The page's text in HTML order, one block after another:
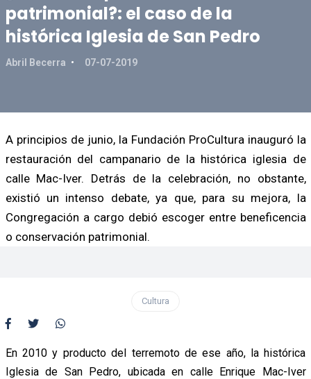
patrimonial?: el caso de la
histórica Iglesia de San Pedro
Abril Becerra 07-07-2019
A principios de junio, la Fundación ProCultura inauguró la
restauración del campanario de la histórica iglesia de
calle Mac-Iver. Detrás de la celebración, no obstante,
existió un intenso debate, ya que, para su mejora, la
Congregación a cargo debió escoger entre beneficencia
o conservación patrimonial.
Cultura
En 2010 y producto del terremoto de ese año, la histórica
Iglesia de San Pedro, ubicada en calle Enrique Mac-Iver